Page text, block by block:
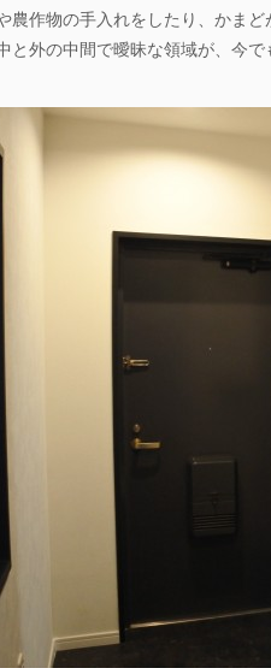
農作物の手入れをしたり、かまど
と外の中間で曖昧な領域が、今で